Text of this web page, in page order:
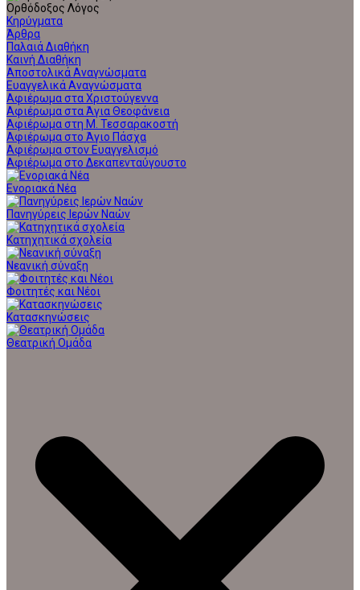
Ορθόδοξος Λόγος
Κηρύγματα
Άρθρα
Παλαιά Διαθήκη
Καινή Διαθήκη
Αποστολικά Αναγνώσματα
Ευαγγελικά Αναγνώσματα
Αφιέρωμα στα Χριστούγεννα
Αφιέρωμα στα Άγια Θεοφάνεια
Αφιέρωμα στη Μ. Τεσσαρακοστή
Αφιέρωμα στο Άγιο Πάσχα
Αφιέρωμα στον Ευαγγελισμό
Αφιέρωμα στο Δεκαπενταύγουστο
Ενοριακά Νέα
Πανηγύρεις Ιερών Ναών
Κατηχητικά σχολεία
Νεανική σύναξη
Φοιτητές και Νέοι
Κατασκηνώσεις
Θεατρική Ομάδα